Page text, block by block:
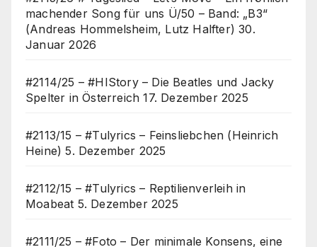
machender Song für uns Ü/50 – Band: „B3“
(Andreas Hommelsheim, Lutz Halfter) 30.
Januar 2026
#2114/25 – #HIStory – Die Beatles und Jacky
Spelter in Österreich 17. Dezember 2025
#2113/15 – #Tulyrics – Feinsliebchen (Heinrich
Heine) 5. Dezember 2025
#2112/15 – #Tulyrics – Reptilienverleih in
Moabeat 5. Dezember 2025
#2111/25 – #Foto – Der minimale Konsens, eine